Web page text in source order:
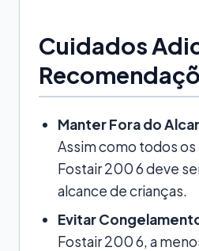
Cuidados
Manter Fora do
Assim como todos
Fostair 200 6 deve
alcance de crianças.
Evitar
Fostair 200 6, a